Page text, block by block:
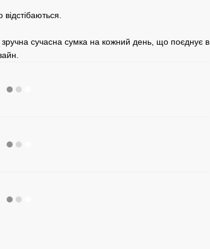
сучасна сумка на кожний день, що поєднує в